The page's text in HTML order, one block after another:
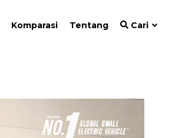
Komparasi Tentang Cari